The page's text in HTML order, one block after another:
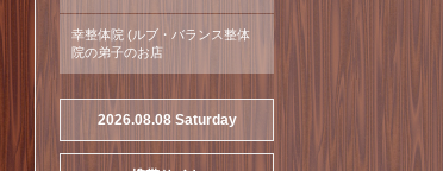
幸整体院 (ルブ・バランス整体
院の弟子のお店
2026.08.08 Saturday